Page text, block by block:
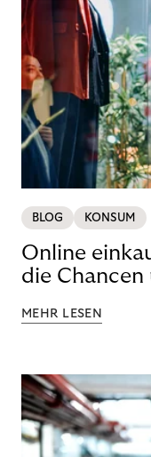
BLOG KONSUM
Online
die Chancen
MEHR LESEN